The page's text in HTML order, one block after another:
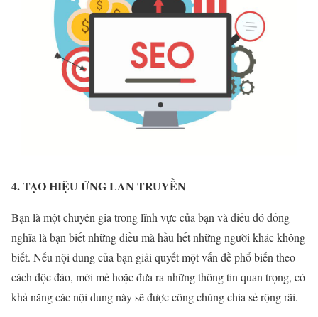
4. TẠO HIỆU ỨNG LAN TRUYỀN
Bạn là một chuyên gia trong lĩnh vực của bạn và điều đó đồng
nghĩa là bạn biết những điều mà hầu hết những người khác không
biết. Nếu nội dung của bạn giải quyết một vấn đề phổ biến theo
cách độc đáo, mới mẻ hoặc đưa ra những thông tin quan trọng, có
khả năng các nội dung này sẽ được công chúng chia sẻ rộng rãi.